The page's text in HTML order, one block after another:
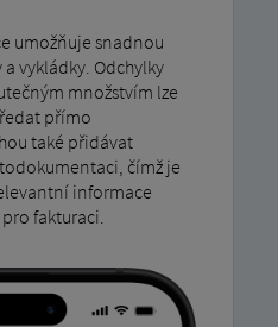
umožňuje snadnou
vykládky. Odchylky
množstvím lze
přímo
také přidávat
čímž je
informace
fakturaci.